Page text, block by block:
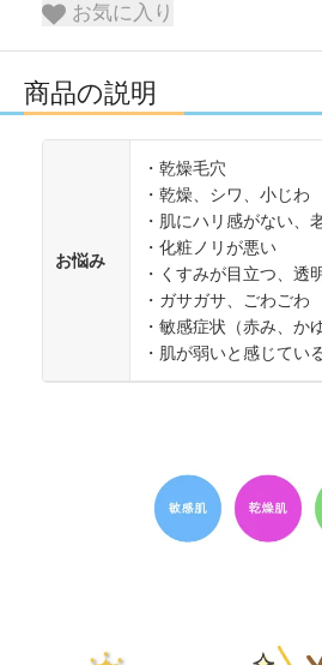
お気に入り
商品の説明
お悩み
・乾燥毛穴
・乾燥、シワ、小じわ
・肌にハリ感がない、
・化粧ノリが悪い
・くすみが目立つ、透
・ガサガサ、ごわごわ
・敏感症状（赤み、か
・肌が弱いと感じてい